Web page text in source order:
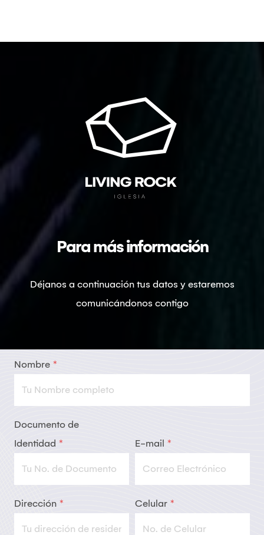
Para más información
Déjanos a continuación tus datos y estaremos
comunicándonos contigo
Nombre *
Documento de
Identidad * E-mail *
Dirección * Celular *